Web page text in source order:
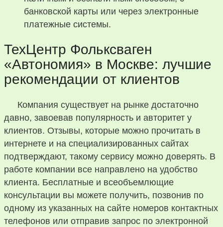
банковской карты или через электронные
платежные системы.
ТехЦентр Фольксваген
«Автономия» в Москве: лучшие
рекомендации от клиентов
Компания существует на рынке достаточно
давно, завоевав популярность и авторитет у
клиентов. Отзывы, которые можно прочитать в
интернете и на специализированных сайтах
подтверждают, такому сервису можно доверять. В
работе компании все направлено на удобство
клиента. Бесплатные и всеобъемлющие
консультации вы можете получить, позвонив по
одному из указанных на сайте номеров контактных
телефонов или отправив запрос по электронной